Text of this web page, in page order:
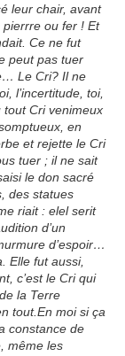
leur chair, avant
ou fer ! Et
Ce ne fut
peut pas tuer
Le Cri? Il ne
l’incertitude, toi,
tout Cri venimeux
en
et rejette le Cri
tuer ; il ne sait
le don sacré
des statues
riait : elel serit
d’un
d’espoir…
Elle fut aussi,
c’est le Cri qui
la Terre
tout.En moi si ça
constance de
même les